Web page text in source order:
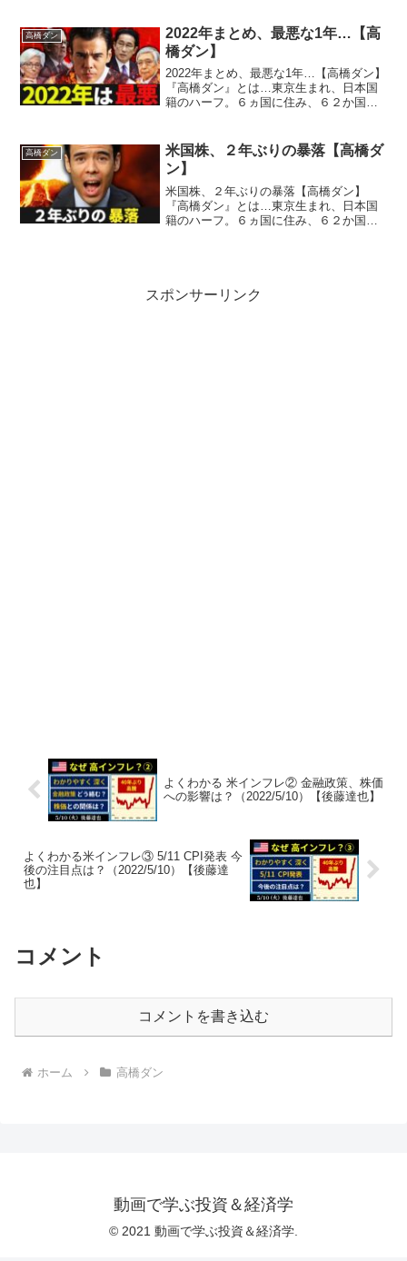
シップ従事。２６歳でメンターとヘッジ
ファンド立ち上げ、３０...
高橋ダン
2022年まとめ、最悪な1年…【高
橋ダン】
2022年まとめ、最悪な1年…【高橋ダン】
『高橋ダン』とは…東京生まれ、日本国
籍のハーフ。６ヵ国に住み、６２か国を
シップ従事。２６歳でメンターとヘッジ
ファンド立ち上げ、...
高橋ダン
米国株、２年ぶりの暴落【高橋ダ
ン】
米国株、２年ぶりの暴落【高橋ダン】
『高橋ダン』とは…東京生まれ、日本国
籍のハーフ。６ヵ国に住み、６２か国を
スポンサーリンク
よくわかる 米インフレ② 金融政策、株価
への影響は？（2022/5/10）【後藤達也】
よくわかる米インフレ③ 5/11 CPI発表 今
後の注目点は？（2022/5/10）【後藤達
也】
コメント
コメントを書き込む
ホーム 高橋ダン
動画で学ぶ投資＆経済学
© 2021 動画で学ぶ投資＆経済学.